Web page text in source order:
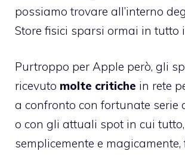
possiamo trovare all’interno
Store fisici sparsi ormai in tutto
Purtroppo per Apple però, gli
ricevuto molte critiche in rete
a confronto con fortunate serie
o con gli attuali spot in cui tutto,
semplicemente e